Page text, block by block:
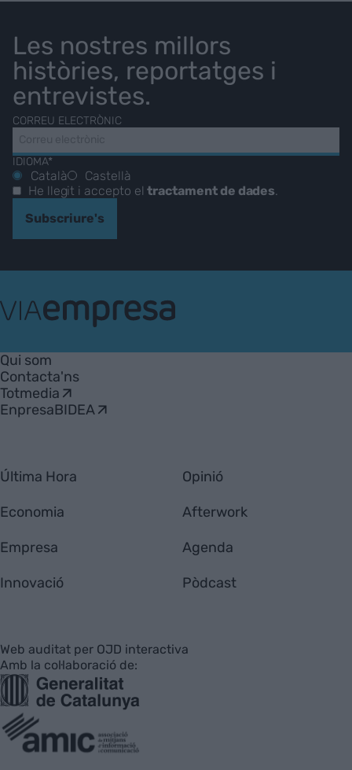
Les nostres millors
històries, reportatges i
entrevistes.
CORREU ELECTRÒNIC
IDIOMA*
Català
Castellà
He llegit i accepto eltractament de dades
Subscriure's
Empresa
Qui som
Contacta'ns
Totmedia
EnpresaBIDEA
Última Hora
Economia
Empresa
Innovació
Opinió
Afterwork
Agenda
Pòdcast
Web auditat per OJD interactiva
Amb la col·laboració de: